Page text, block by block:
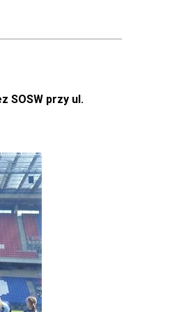
SOSW przy ul.